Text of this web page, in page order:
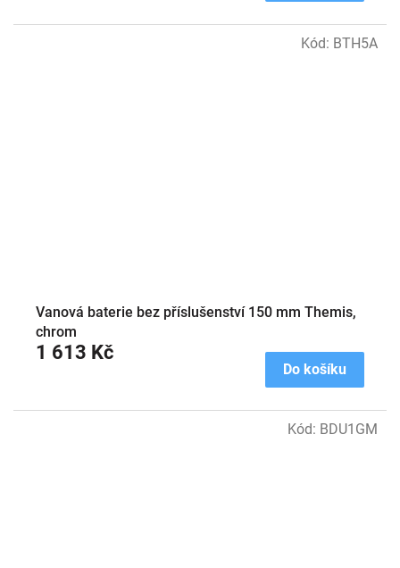
Vanová baterie bez příslušenství 150 mm Themis,
chrom
1 613 Kč
Do košíku
Kód: BTH5A
Kód: BDU1GM